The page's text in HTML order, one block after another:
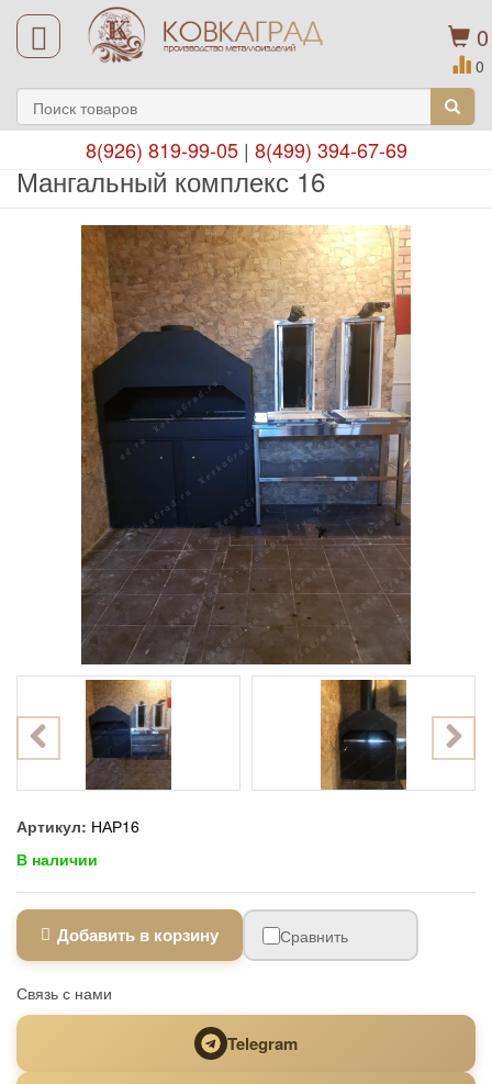
0
0
8(926) 819-99-05| 8(499) 394-67-69
Мангальный комплекс 16
Артикул: НАР16
В наличии
Добавить в корзину Сравнить
Связь с нами
Telegram